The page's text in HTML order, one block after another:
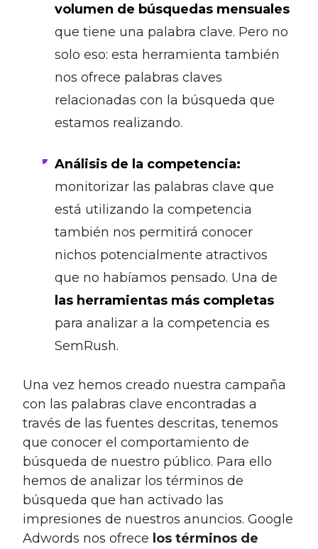
volumen de búsquedas mensuales
que tiene una palabra clave. Pero no
solo eso: esta herramienta también
nos ofrece palabras claves
relacionadas con la búsqueda que
estamos realizando.
Análisis de la competencia:
monitorizar las palabras clave que
está utilizando la competencia
también nos permitirá conocer
nichos potencialmente atractivos
que no habíamos pensado. Una de
las herramientas más completas
para analizar a la competencia es
SemRush.
Una vez hemos creado nuestra campaña
con las palabras clave encontradas a
través de las fuentes descritas, tenemos
que conocer el comportamiento de
búsqueda de nuestro público. Para ello
hemos de analizar los términos de
búsqueda que han activado las
impresiones de nuestros anuncios. Google
Adwords nos ofrece los términos de